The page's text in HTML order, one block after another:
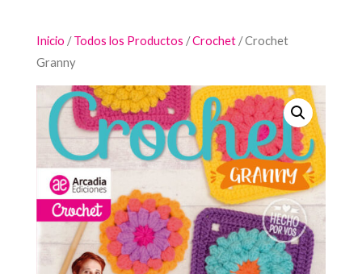
Inicio /Todos los Productos /Crochet/ Crochet
Granny